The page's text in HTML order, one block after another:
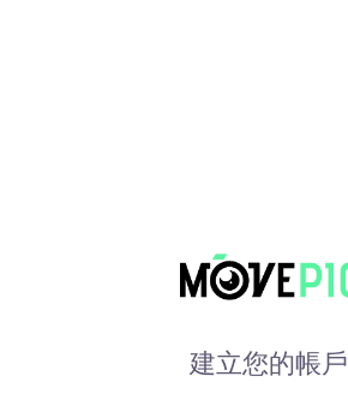
建立您的帳戶